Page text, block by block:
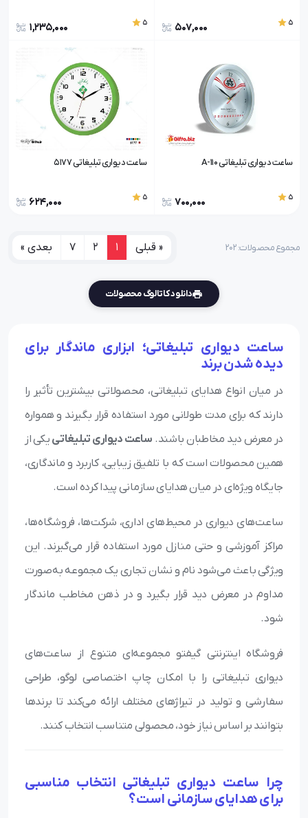
5
507,000
5
1,235,000
ساعت دیواری تبلیغاتی A-110
5
700,000
ساعت دیواری تبلیغاتی 5177
5
624,000
مجموع محصولات: ۲۰۲ « قبلی 1
2
7 بعدی »
دانلود کاتالوگ محصولات
ساعت دیواری تبلیغاتی؛ ابزاری ماندگار برای
دیده شدن برند
در میان انواع هدایای تبلیغاتی، محصولاتی بیشترین تأثیر را
دارند که برای مدت طولانی مورد استفاده قرار بگیرند و همواره
در معرض دید مخاطبان باشند. ساعت دیواری تبلیغاتی یکی از
همین محصولات است که با تلفیق زیبایی، کاربرد و ماندگاری،
جایگاه ویژه‌ای در میان هدایای سازمانی پیدا کرده است.
ساعت‌های دیواری در محیط‌های اداری، شرکت‌ها، فروشگاه‌ها،
مراکز آموزشی و حتی منازل مورد استفاده قرار می‌گیرند. این
ویژگی باعث می‌شود نام و نشان تجاری یک مجموعه به‌صورت
مداوم در معرض دید قرار بگیرد و در ذهن مخاطب ماندگار
شود.
فروشگاه اینترنتی گیفتو مجموعه‌ای متنوع از ساعت‌های
دیواری تبلیغاتی را با امکان چاپ اختصاصی لوگو، طراحی
سفارشی و تولید در تیراژهای مختلف ارائه می‌کند تا برندها
بتوانند بر اساس نیاز خود، محصولی متناسب انتخاب کنند.
چرا ساعت دیواری تبلیغاتی انتخاب مناسبی
برای هدایای سازمانی است؟